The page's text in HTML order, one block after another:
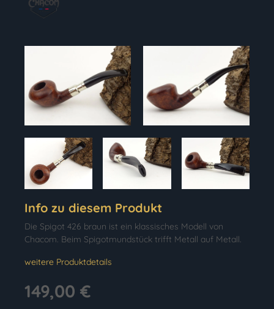
Info zu diesem Produkt
Die Spigot 426 braun ist ein klassisches Modell von
Chacom. Beim Spigotmundstück trifft Metall auf Metall.
weitere Produktdetails
149,00 €